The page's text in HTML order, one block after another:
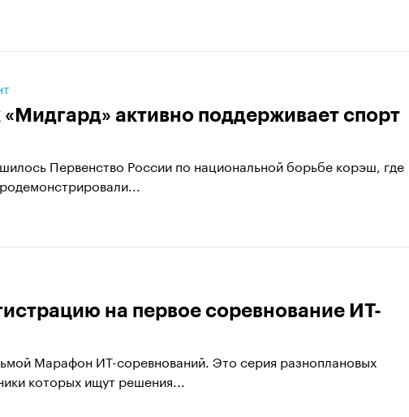
активно поддерживает спорт
Первенство России по национальной борьбе корэш, где
на первое соревнование ИТ-
Марафон ИТ-соревнований. Это серия разноплановых
которых ищут решения...